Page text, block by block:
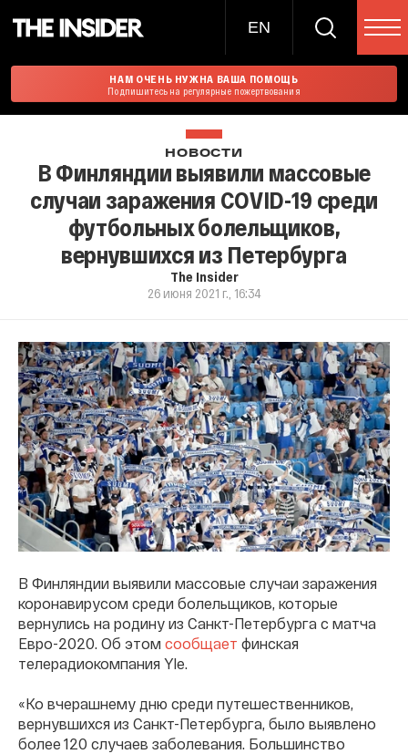
EN
НАМ ОЧЕНЬ НУЖНА ВАША ПОМОЩЬ
Подпишитесь на регулярные пожертвования
НОВОСТИ
В Финляндии выявили массовые
случаи заражения COVID-19 среди
футбольных болельщиков,
вернувшихся из Петербурга
The Insider
26 июня 2021 г., 16:34
В Финляндии выявили массовые случаи заражения
коронавирусом среди болельщиков, которые
вернулись на родину из Санкт-Петербурга с матча
Евро-2020. Об этом сообщает финская
телерадиокомпания Yle.
«Ко вчерашнему дню среди путешественников,
вернувшихся из Санкт-Петербурга, было выявлено
более 120 случаев заболевания. Большинство